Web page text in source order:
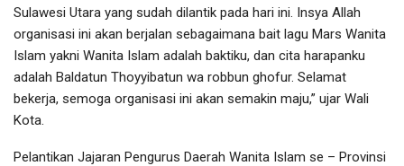
Sulawesi Utara yang sudah dilantik pada hari ini. Insya Allah
organisasi ini akan berjalan sebagaimana bait lagu Mars Wanita
Islam yakni Wanita Islam adalah baktiku, dan cita harapanku
adalah Baldatun Thoyyibatun wa robbun ghofur. Selamat
bekerja, semoga organisasi ini akan semakin maju,” ujar Wali
Kota.
Pelantikan Jajaran Pengurus Daerah Wanita Islam se – Provinsi